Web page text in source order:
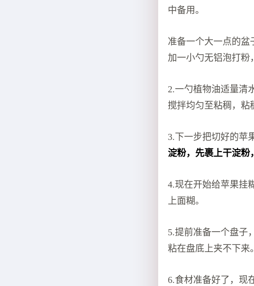
中备用。
准备一个大一点的盆
加一小勺无铝泡打粉
2.一勺植物油适量清
搅拌均匀至粘稠，粘
3.下一步把切好的苹
淀粉，先裹上干淀粉
4.现在开始给苹果挂
上面糊。
5.提前准备一个盘子
粘在盘底上夹不下来。
6.食材准备好了，现